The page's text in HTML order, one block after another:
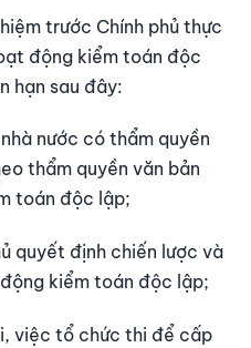
trước Chính phủ thực
động kiểm toán độc
hạn sau đây:
nước có thẩm quyền
thẩm quyền văn bản
toán độc lập;
quyết định chiến lược và
kiểm toán độc lập;
việc tổ chức thi để cấp